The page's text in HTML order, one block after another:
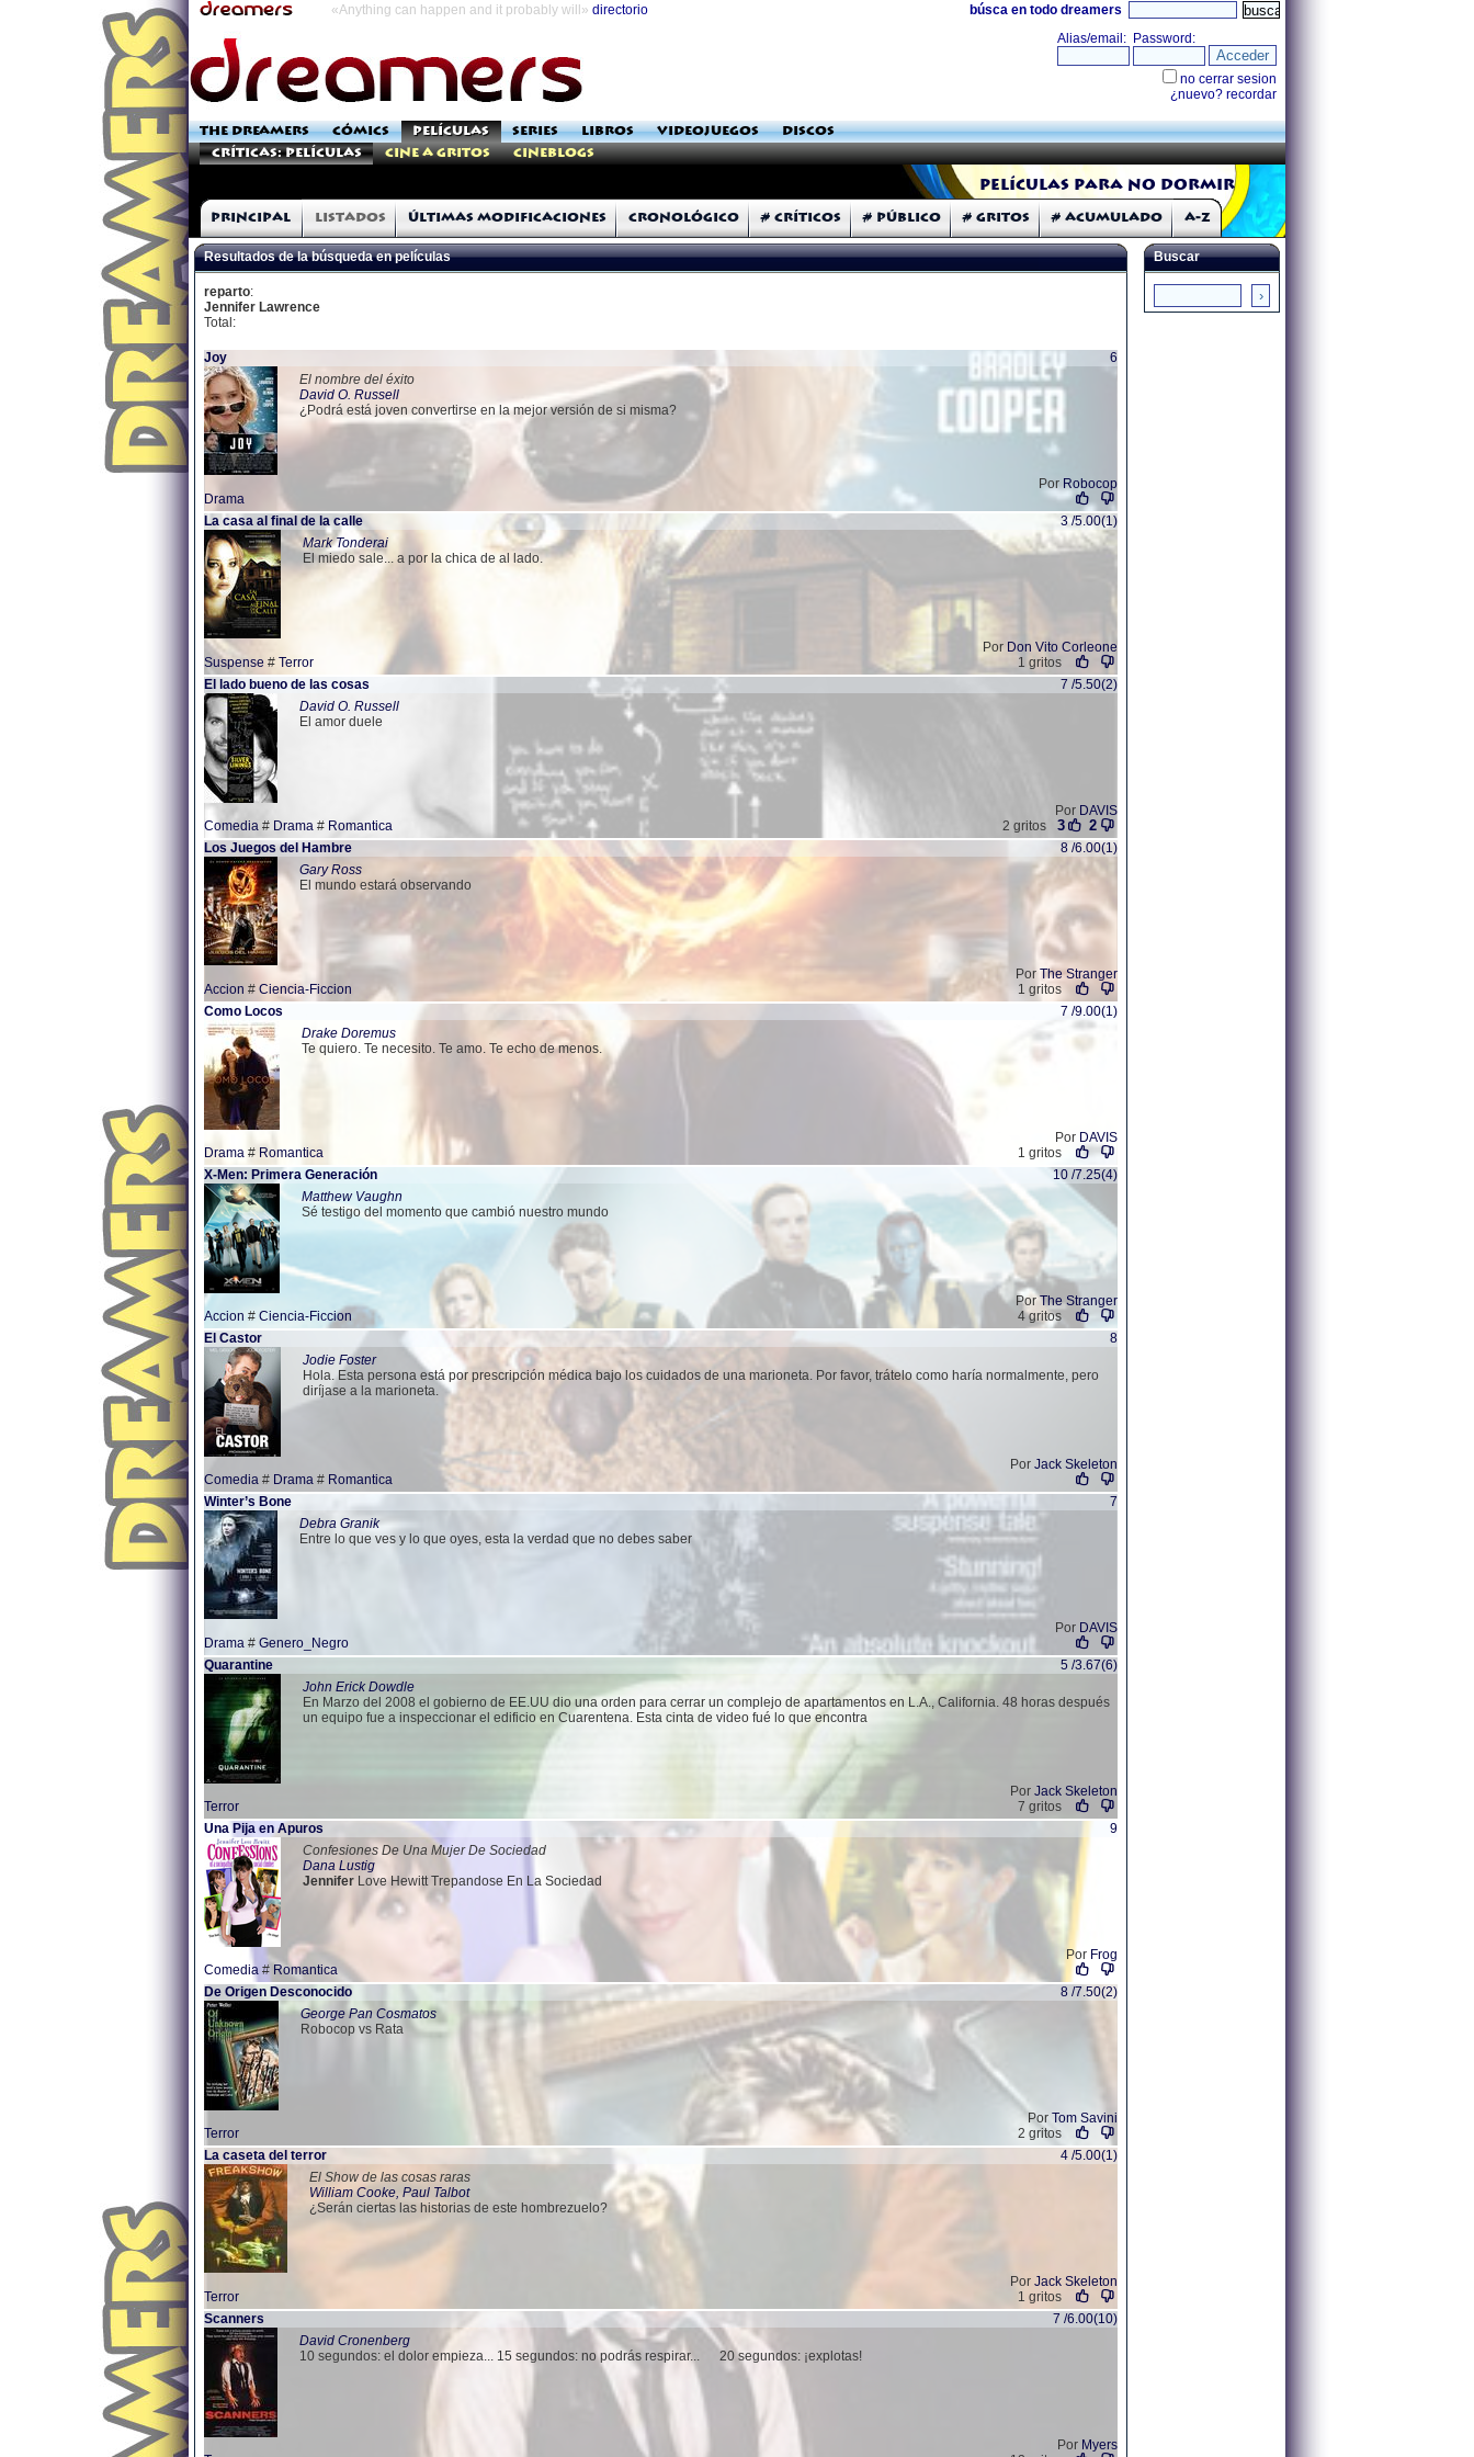
«Anything can happen and it probably will» directorio búsca en todo dreamers
THE DREAMERS CÓMICS PELÍCULAS SERIES LIBROS VIDEOJUEGOS
DISCOS
Críticas: Películas
Cine a Gritos Cineblogs
Películas para no dormir
Principal Listados Últimas modificaciones Cronológico # Críticos # Público # Gritos # Acumulado A-Z
Resultados de la búsqueda en películas
reparto:
Jennifer Lawrence
Total:
Joy
6
El nombre del éxito
David O. Russell
¿Podrá está joven convertirse en la mejor versión de si misma?
Por Robocop
Drama
La casa al final de la calle
3 /5.00(1)
Mark Tonderai
El miedo sale... a por la chica de al lado.
Por Don Vito Corleone
Suspense # Terror
1 gritos
El lado bueno de las cosas
7 /5.50(2)
David O. Russell
El amor duele
Por DAVIS
Comedia # Drama # Romantica 3 2
2 gritos
Los Juegos del Hambre
8 /6.00(1)
Gary Ross
El mundo estará observando
Por The Stranger
Accion # Ciencia-Ficcion
1 gritos
Como Locos
7 /9.00(1)
Drake Doremus
Te quiero. Te necesito. Te amo. Te echo de menos.
Por DAVIS
Drama # Romantica
1 gritos
X-Men: Primera Generación
10 /7.25(4)
Matthew Vaughn
Sé testigo del momento que cambió nuestro mundo
PorThe Stranger
Accion # Ciencia-Ficcion
4 gritos
El Castor
8
Jodie Foster
Hola. Esta persona está por prescripción médica bajo los cuidados de una marioneta. Por favor, trátelo como haría normalmente, pero
diríjase a la marioneta.
Por Jack Skeleton
Comedia # Drama # Romantica
Winter’s Bone
7
Debra Granik
Entre lo que ves y lo que oyes, esta la verdad que no debes saber
Por DAVIS
Drama # Genero_Negro
Quarantine
5 /3.67(6)
John Erick Dowdle
En Marzo del 2008 el gobierno de EE.UU dio una orden para cerrar un complejo de apartamentos en L.A., California. 48 horas después
un equipo fue a inspeccionar el edificio en Cuarentena. Esta cinta de video fué lo que encontra
Por Jack Skeleton
Terror
7 gritos
Una Pija en Apuros
9
Confesiones De Una Mujer De Sociedad
Dana Lustig
Jennifer Love Hewitt Trepandose En La Sociedad
Por Frog
Comedia # Romantica
De Origen Desconocido
8 /7.50(2)
George Pan Cosmatos
Robocop vs Rata
Por Tom Savini
Terror
2 gritos
La caseta del terror
4 /5.00(1)
El Show de las cosas raras
William Cooke, Paul Talbot
¿Serán ciertas las historias de este hombrezuelo?
Por Jack Skeleton
Terror
1 gritos
Scanners
7 /6.00(10)
David Cronenberg
10 segundos: el dolor empieza... 15 segundos: no podrás respirar... 20 segundos: ¡explotas!
Por Myers
Buscar